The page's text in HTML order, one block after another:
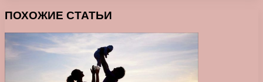
ПОХОЖИЕ СТАТЬИ